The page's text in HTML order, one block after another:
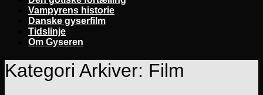
Vampyrens historie
Danske gyserfilm
Tidslinje
Om Gyseren
Kategori Arkiver: Film